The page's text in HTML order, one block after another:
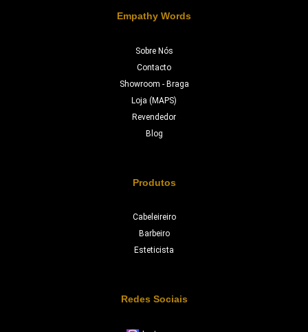
Empathy Words
Sobre Nós
Contacto
Showroom - Braga
Loja (MAPS)
Revendedor
Blog
Produtos
Cabeleireiro
Barbeiro
Esteticista
Redes Sociais